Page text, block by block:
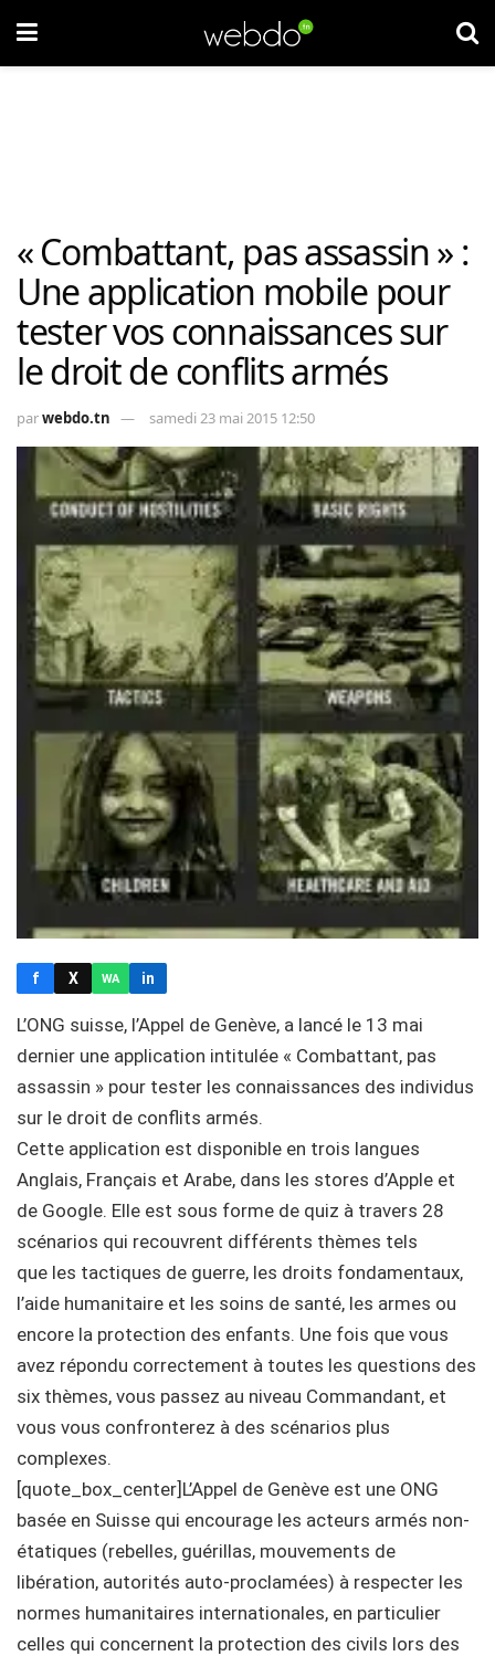
« Combattant, pas assassin » :
Une application mobile pour
tester vos connaissances sur
le droit de conflits armés
parwebdo.tn samedi 23 mai 2015 12:50
f X WA in
L’ONG suisse, l’Appel de Genève, a lancé le 13 mai
dernier une application intitulée « Combattant, pas
assassin » pour tester les connaissances des individus
sur le droit de conflits armés.
Cette application est disponible en trois langues
Anglais, Français et Arabe, dans les stores d’Apple et
de Google. Elle est sous forme de quiz à travers 28
scénarios qui recouvrent différents thèmes tels
que les tactiques de guerre, les droits fondamentaux,
l’aide humanitaire et les soins de santé, les armes ou
encore la protection des enfants. Une fois que vous
avez répondu correctement à toutes les questions des
six thèmes, vous passez au niveau Commandant, et
vous vous confronterez à des scénarios plus
complexes.
[quote_box_center]L’Appel de Genève est une ONG
basée en Suisse qui encourage les acteurs armés non-
étatiques (rebelles, guérillas, mouvements de
libération, autorités auto-proclamées) à respecter les
normes humanitaires internationales, en particulier
celles qui concernent la protection des civils lors des